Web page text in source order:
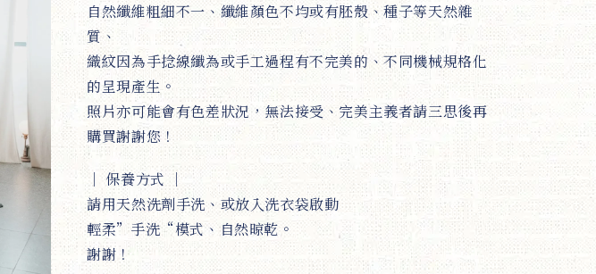
自然纖維粗細不一、纖維顏色不均或有胚殼、種子等天然雜
質、
織紋因為手捻線纖為或手工過程有不完美的、不同機械規格化
的呈現產生。
照片亦可能會有色差狀況，無法接受、完美主義者請三思後再
購買謝謝您！
｜ 保養方式 ｜
請用天然洗劑手洗、或放入洗衣袋啟動
輕柔”手洗“模式、自然晾乾。
謝謝！